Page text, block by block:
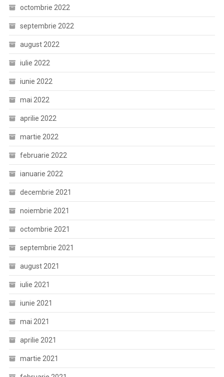
octombrie 2022
septembrie 2022
august 2022
iulie 2022
iunie 2022
mai 2022
aprilie 2022
martie 2022
februarie 2022
ianuarie 2022
decembrie 2021
noiembrie 2021
octombrie 2021
septembrie 2021
august 2021
iulie 2021
iunie 2021
mai 2021
aprilie 2021
martie 2021